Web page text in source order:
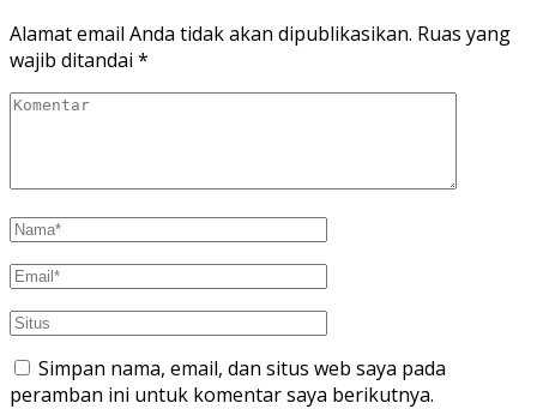
Alamat email Anda tidak akan dipublikasikan. Ruas yang
wajib ditandai *
Simpan nama, email, dan situs web saya pada
peramban ini untuk komentar saya berikutnya.